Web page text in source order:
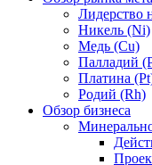
Лидерство
Никель (Ni)
Медь (Cu)
Палладий
Платина
Родий (Rh)
Обзор бизнеса